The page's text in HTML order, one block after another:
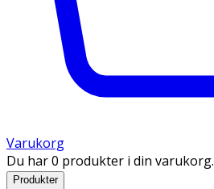
Varukorg
Du har 0 produkter i din varukorg.
Produkter